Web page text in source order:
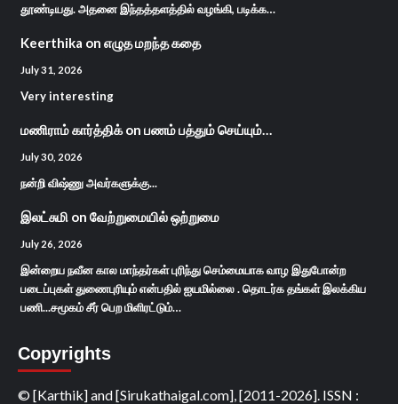
தூண்டியது. அதனை இந்தத்தளத்தில் வழங்கி, படிக்க…
Keerthika on எழுத மறந்த கதை
July 31, 2026
Very interesting
மணிராம் கார்த்திக்on பணம் பத்தும் செய்யும்…
July 30, 2026
நன்றி விஷ்ணு அவர்களுக்கு...
இலட்சுமி on வேற்றுமையில் ஒற்றுமை
July 26, 2026
இன்றைய நவீன கால மாந்தர்கள் புரிந்து செம்மையாக வாழ இதுபோன்ற
படைப்புகள் துணைபுரியும் என்பதில் ஐயமில்லை . தொடர்க தங்கள் இலக்கிய
பணி...சமூகம் சீர் பெற மிளிரட்டும்…
Copyrights
© [Karthik] and [Sirukathaigal.com], [2011-2026]. ISSN :